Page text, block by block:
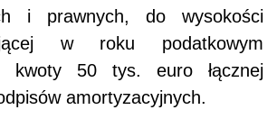
i prawnych, do wysokości
w roku podatkowym
kwoty 50 tys. euro łącznej
amortyzacyjnych.